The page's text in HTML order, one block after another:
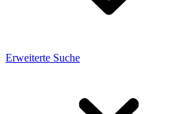
Erweiterte Suche